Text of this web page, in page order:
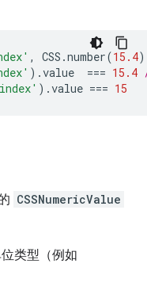
, CSS .number(15.4
).value === 15.4
).value === 15
CSSNumericValue
类型（例如